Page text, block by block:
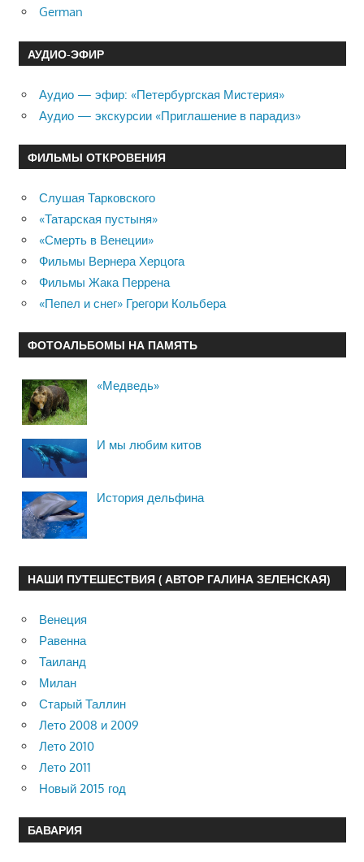
German
АУДИО-ЭФИР
Аудио — эфир: «Петербургская Мистерия»
Аудио — экскурсии «Приглашение в парадиз»
ФИЛЬМЫ ОТКРОВЕНИЯ
Слушая Тарковского
«Татарская пустыня»
«Смерть в Венеции»
Фильмы Вернера Херцога
Фильмы Жака Перрена
«Пепел и снег» Грегори Кольбера
ФОТОАЛЬБОМЫ НА ПАМЯТЬ
«Медведь»
И мы любим китов
История дельфина
НАШИ ПУТЕШЕСТВИЯ ( АВТОР ГАЛИНА ЗЕЛЕНСКАЯ)
Венеция
Равенна
Таиланд
Милан
Старый Таллин
Лето 2008 и 2009
Лето 2010
Лето 2011
Новый 2015 год
БАВАРИЯ